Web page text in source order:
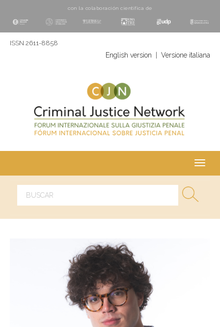
con la colaboración cientí­fica de
ISSN 2611-8858
English version Versione italiana